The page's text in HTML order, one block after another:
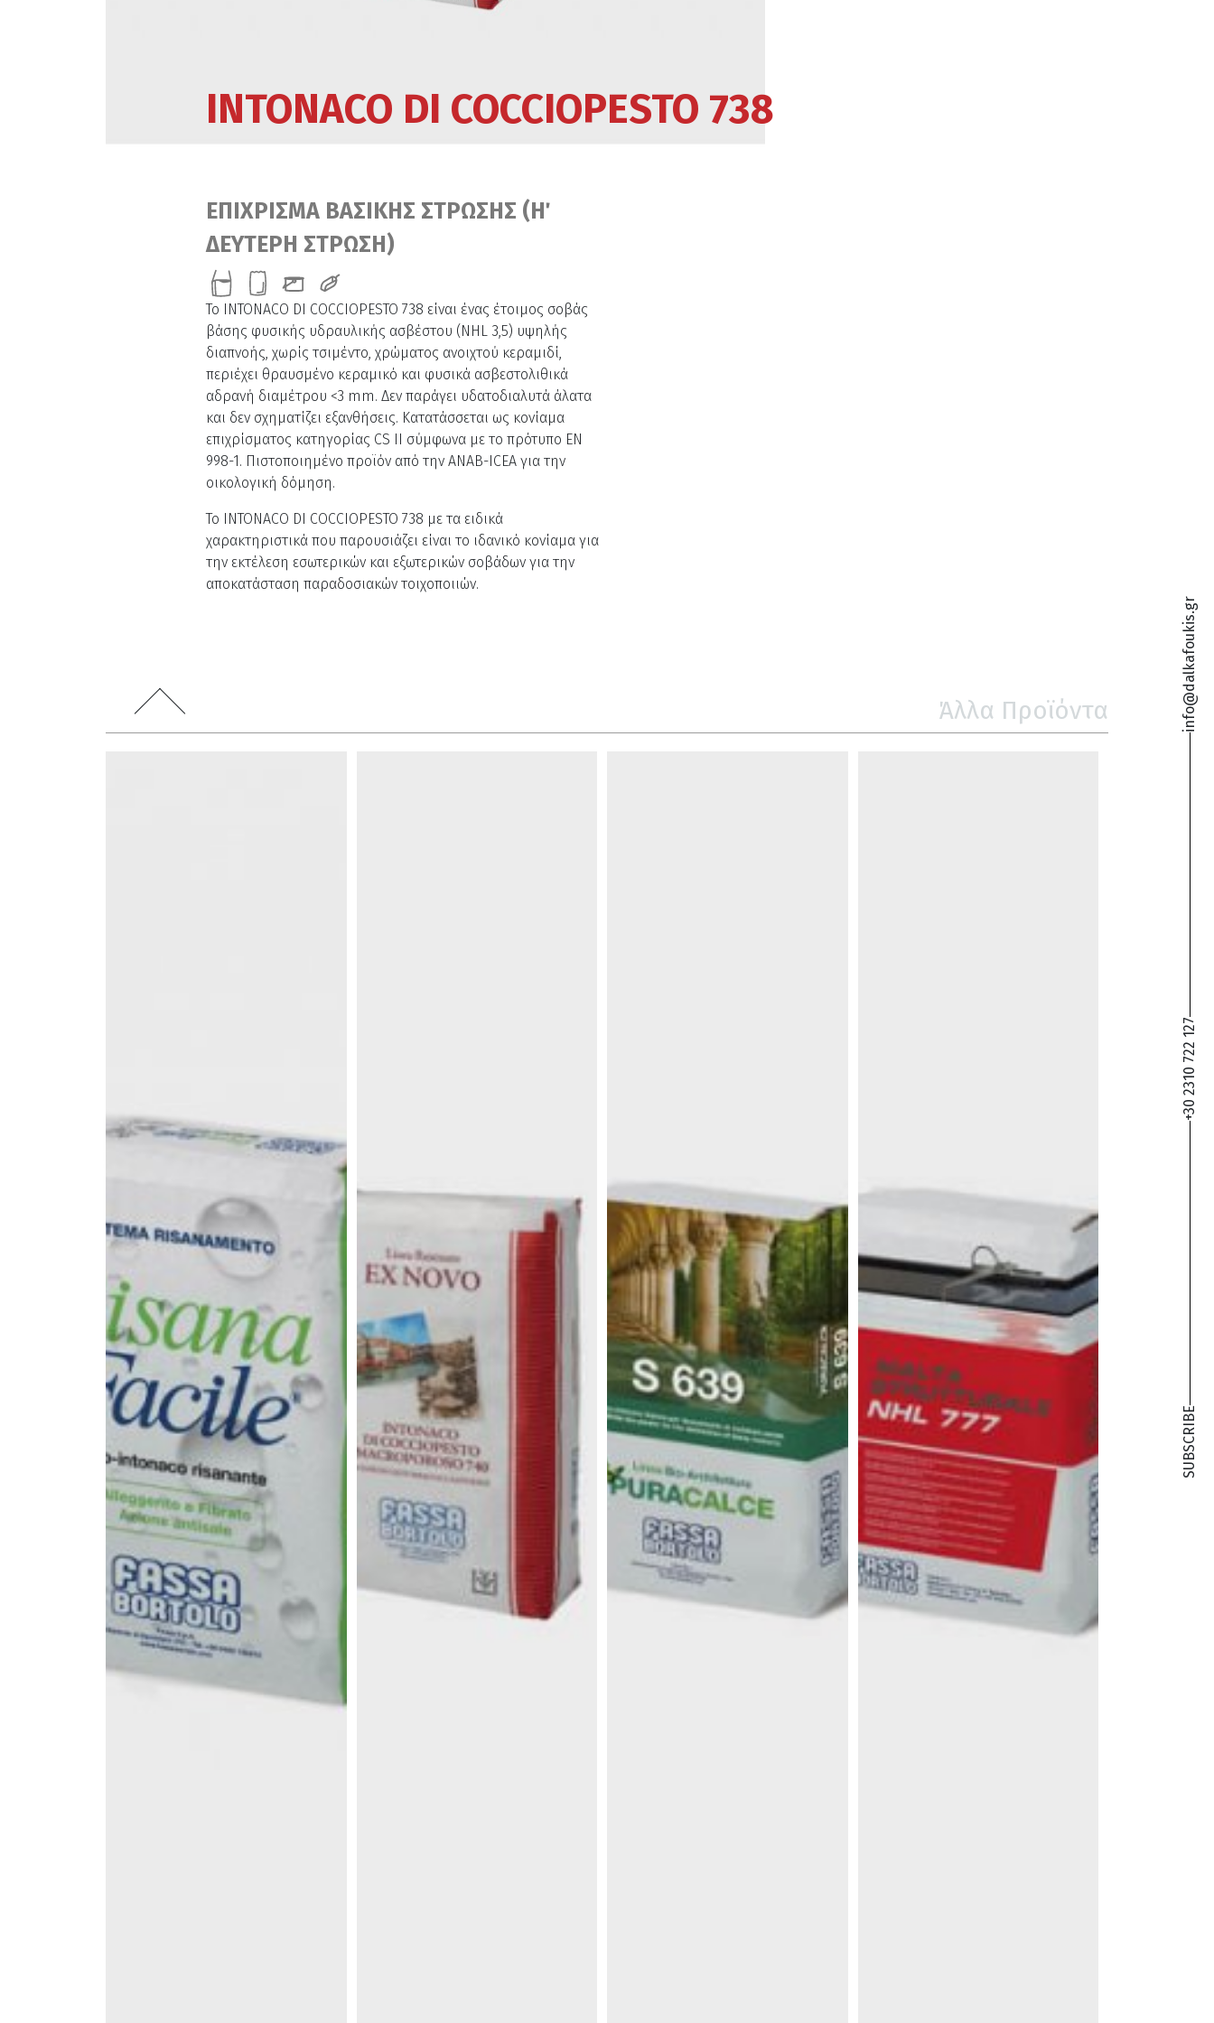
SUBSCRIBE
+30 2310 722 127
info@dalkafoukis.gr
INTONACO DI COCCIOPESTO 738
ΕΠΙΧΡΙΣΜΑ ΒΑΣΙΚΗΣ ΣΤΡΩΣΗΣ (Η΄
ΔΕΥΤΕΡΗ ΣΤΡΩΣΗ)
Το INTONACO DI COCCIOPESTO 738 είναι ένας έτοιμος σοβάς
βάσης φυσικής υδραυλικής ασβέστου (NHL 3,5) υψηλής
διαπνοής, χωρίς τσιμέντο, χρώματος ανοιχτού κεραμιδί,
περιέχει θραυσμένο κεραμικό και φυσικά ασβεστολιθικά
αδρανή διαμέτρου <3 mm. Δεν παράγει υδατοδιαλυτά άλατα
και δεν σχηματίζει εξανθήσεις. Κατατάσσεται ως κονίαμα
επιχρίσματος κατηγορίας CS II σύμφωνα με το πρότυπο EN
998-1. Πιστοποιημένο προϊόν από την ΑNAB-ICEA για την
οικολογική δόμηση.
Το INTONACO DI COCCIOPESTO 738 με τα ειδικά
χαρακτηριστικά που παρουσιάζει είναι το ιδανικό κονίαμα για
την εκτέλεση εσωτερικών και εξωτερικών σοβάδων για την
αποκατάσταση παραδοσιακών τοιχοποιιών.
Άλλα Προϊόντα